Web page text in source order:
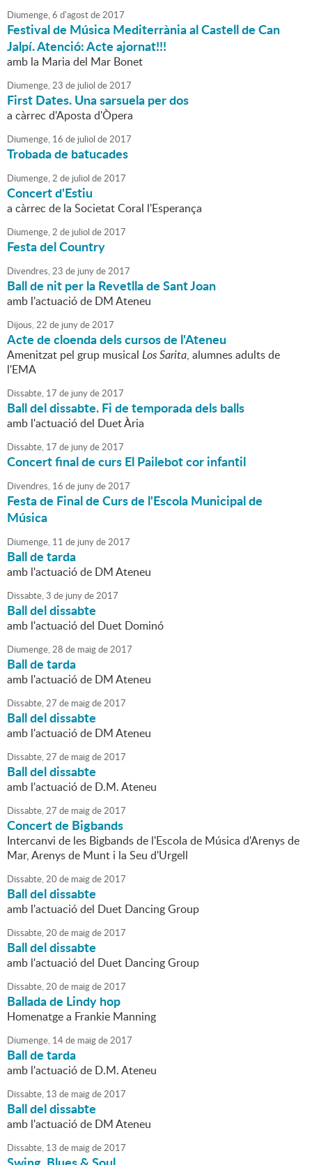
Diumenge,6 d'agostde2017
Festival de Música Mediterrània al Castell de Can
Jalpí. Atenció: Acte ajornat!!!
amb la Maria del Mar Bonet
Diumenge,23 de juliol de2017
First Dates. Una sarsuela per dos
a càrrec d'Aposta d'Òpera
Diumenge, 16 de juliol de2017
Trobada de batucades
Diumenge,2 de juliol de2017
Concert d'Estiu
a càrrec de la Societat Coral l'Esperança
Diumenge,2 de juliol de2017
Festa del Country
Divendres,23 de junyde2017
Ball de nit per la Revetlla de Sant Joan
amb l'actuació de DM Ateneu
Dijous,22 de junyde2017
Acte de cloenda dels cursos de l'Ateneu
Amenitzat pel grup musical Los Sarita, alumnes adults de
l'EMA
Dissabte, 17 de junyde2017
Ball del dissabte. Fi de temporada dels balls
amb l'actuació del Duet Ària
Dissabte, 17 de junyde2017
Concert final de curs El Pailebot cor infantil
Divendres, 16 de junyde2017
Festa de Final de Curs de l'Escola Municipal de
Música
Diumenge, 11 de junyde2017
Ball de tarda
amb l'actuació de DM Ateneu
Dissabte,3 de junyde2017
Ball del dissabte
amb l'actuació del Duet Dominó
Diumenge,28 de maigde2017
Ball de tarda
amb l'actuació de DM Ateneu
Dissabte,27 de maigde2017
Ball del dissabte
amb l'actuació de DM Ateneu
Dissabte,27 de maigde2017
Ball del dissabte
amb l'actuació de D.M. Ateneu
Dissabte,27 de maigde2017
Concert de Bigbands
Intercanvi de les Bigbands de l'Escola de Música d'Arenys de
Mar, Arenys de Munt i la Seu d'Urgell
Dissabte,20 de maigde2017
Ball del dissabte
amb l'actuació del Duet Dancing Group
Dissabte,20 de maigde2017
Ball del dissabte
amb l'actuació del Duet Dancing Group
Dissabte,20 de maigde2017
Ballada de Lindy hop
Homenatge a Frankie Manning
Diumenge, 14de maigde2017
Ball de tarda
amb l'actuació de D.M. Ateneu
Dissabte, 13 de maigde2017
Ball del dissabte
amb l'actuació de DM Ateneu
Dissabte, 13 de maigde2017